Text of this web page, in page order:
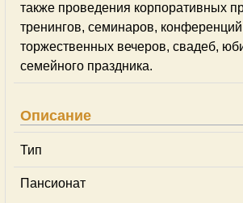
также проведения корпоративных
тренингов, семинаров,
торжественных вечеров, свадеб,
семейного праздника.
Описание
Тип
Пансионат